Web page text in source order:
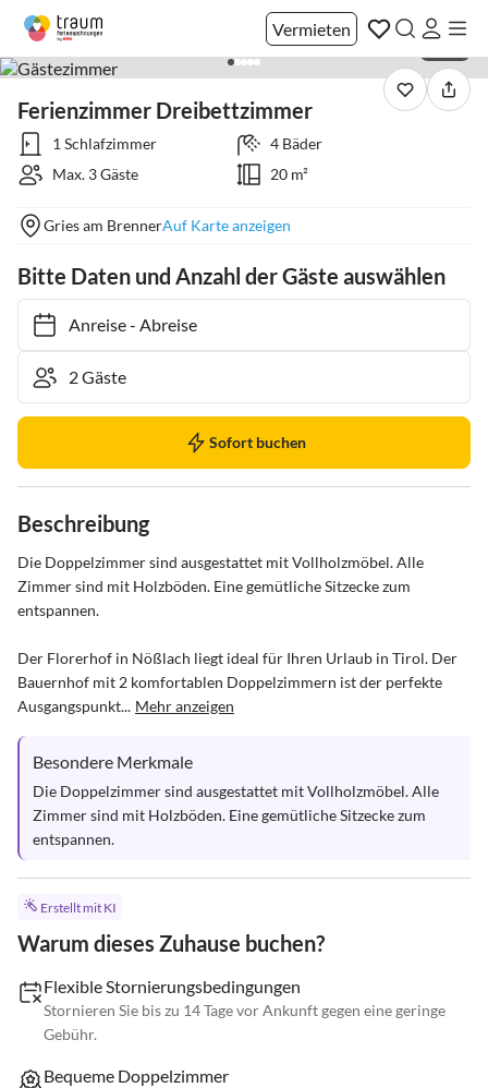
Vermieten
Ferienzimmer Dreibettzimmer
1 Schlafzimmer
4 Bäder
Max. 3 Gäste
20 m²
Gries am BrennerAuf Karte anzeigen
Bitte Daten und Anzahl der Gäste auswählen
Anreise- Abreise
Sofort buchen
Beschreibung
Die Doppelzimmer sind ausgestattet mit Vollholzmöbel. Alle
Zimmer sind mit Holzböden. Eine gemütliche Sitzecke zum
entspannen.
Der Florerhof in Nößlach liegt ideal für Ihren Urlaub in Tirol. Der
Bauernhof mit 2 komfortablen Doppelzimmern ist der perfekte
Ausgangspunkt... Mehr anzeigen
Besondere Merkmale
Die Doppelzimmer sind ausgestattet mit Vollholzmöbel. Alle
Zimmer sind mit Holzböden. Eine gemütliche Sitzecke zum
entspannen.
Erstellt mit KI
Warum dieses Zuhause buchen?
Flexible Stornierungsbedingungen
Stornieren Sie bis zu 14 Tage vor Ankunft gegen eine geringe
Gebühr.
Bequeme Doppelzimmer